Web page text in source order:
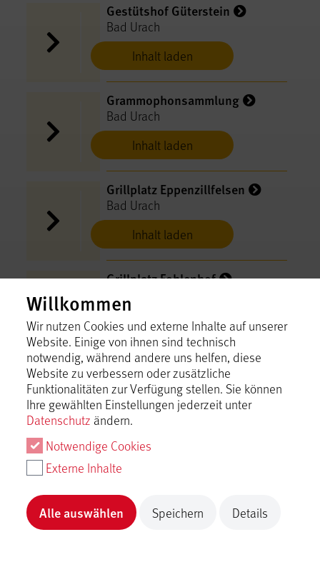
Inhalt laden
Gestütshof Güterstein
Bad Urach
Inhalt laden
Grammophonsammlung
Bad Urach
Inhalt laden
Grillplatz Eppenzillfelsen
Bad Urach
Inhalt laden
Grillplatz Fohlenhof
Inhalt laden
Grillplatz Gänsbuch
Bad Urach
Inhalt laden
Grillplatz Hengen Sportplatz
Bad Urach
Willkommen
Wir nutzen Cookies und externe Inhalte auf unserer
Website. Einige von ihnen sind technisch
notwendig, während andere uns helfen, diese
Website zu verbessern oder zusätzliche
Funktionalitäten zur Verfügung stellen. Sie können
Ihre gewählten Einstellungen jederzeit unter
Datenschutz ändern.
Notwendige Cookies
Externe Inhalte
Alle auswählen Speichern Details